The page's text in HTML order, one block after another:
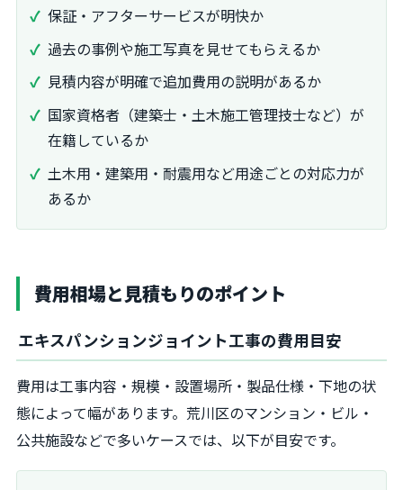
保証・アフターサービスが明快か
過去の事例や施工写真を見せてもらえるか
見積内容が明確で追加費用の説明があるか
国家資格者（建築士・土木施工管理技士など）が
在籍しているか
土木用・建築用・耐震用など用途ごとの対応力が
あるか
費用相場と見積もりのポイント
エキスパンションジョイント工事の費用目安
費用は工事内容・規模・設置場所・製品仕様・下地の状
態によって幅があります。荒川区のマンション・ビル・
公共施設などで多いケースでは、以下が目安です。